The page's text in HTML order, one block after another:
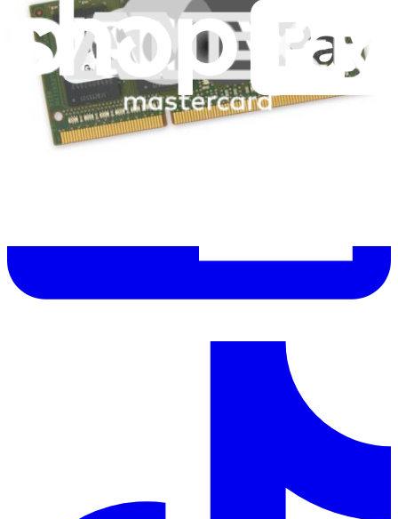
dernières éditions
Help translate